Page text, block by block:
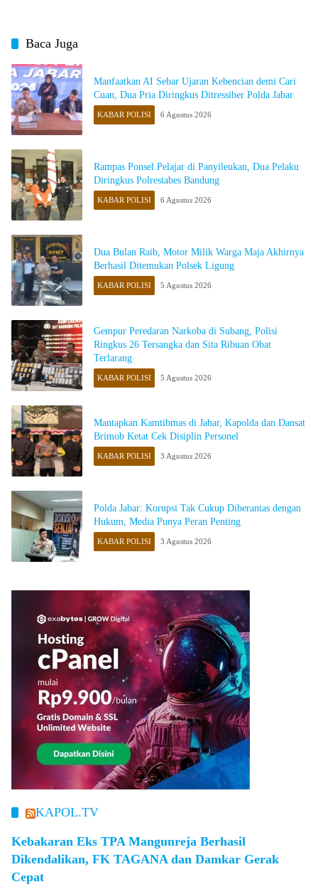
Baca Juga
Manfaatkan AI Sebar Ujaran Kebencian demi Cari
Cuan, Dua Pria Diringkus Ditressiber Polda Jabar
KABAR POLISI 6 Agustus 2026
Rampas Ponsel Pelajar di Panyileukan, Dua Pelaku
Diringkus Polrestabes Bandung
KABAR POLISI 6 Agustus 2026
Dua Bulan Raib, Motor Milik Warga Maja Akhirnya
Berhasil Ditemukan Polsek Ligung
KABAR POLISI 5 Agustus 2026
Gempur Peredaran Narkoba di Subang, Polisi
Ringkus 26 Tersangka dan Sita Ribuan Obat
Terlarang
KABAR POLISI 5 Agustus 2026
Mantapkan Kamtibmas di Jabar, Kapolda dan Dansat
Brimob Ketat Cek Disiplin Personel
KABAR POLISI 3 Agustus 2026
Polda Jabar: Korupsi Tak Cukup Diberantas dengan
Hukum, Media Punya Peran Penting
KABAR POLISI 3 Agustus 2026
KAPOL.TV
Kebakaran Eks TPA Mangunreja Berhasil
Dikendalikan, FK TAGANA dan Damkar Gerak
Cepat